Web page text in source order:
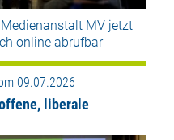
MV jetzt
online abrufbar
09.07.2026
liberale